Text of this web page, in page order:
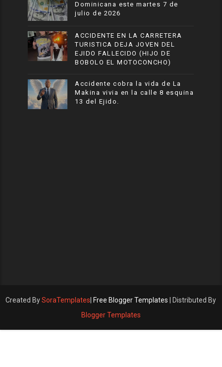
Dominicana este martes 7 de
julio de 2026
ACCIDENTE EN LA CARRETERA
TURISTICA DEJA JOVEN DEL
EJIDO FALLECIDO (HIJO DE
BOBOLO EL MOTOCONCHO)
Accidente cobra la vida de La
Makina vivia en la calle 8 esquina
13 del Ejido.
Created BySoraTemplates Free Blogger Templates | Distributed By
Blogger Templates